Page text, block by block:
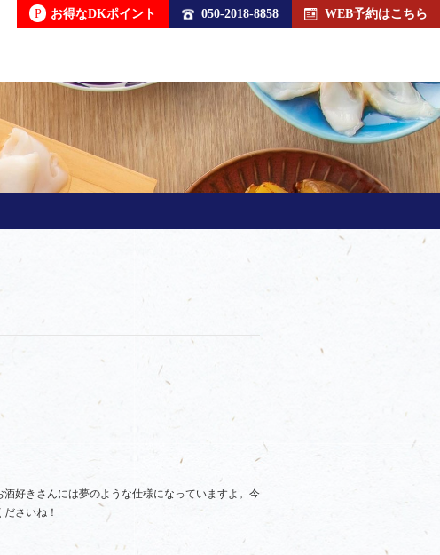
P お得なDKポイント 050-2018-8858 WEB予約はこちら
好きさんには夢のような仕様になっていますよ。今
さいね！